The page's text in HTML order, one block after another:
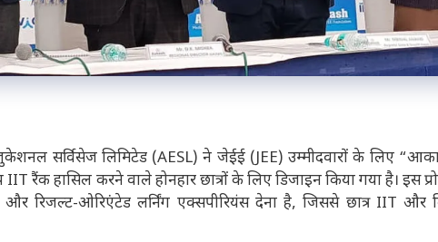
सर्विसेज लिमिटेड (AESL) ने जेईई (JEE) उम्मीदवारों के लिए
रैंक हासिल करने वाले होनहार छात्रों के लिए डिजाइन किया गया है। इस
और रिजल्ट-ओरिएंटेड लर्निंग एक्सपीरियंस देना है, जिससे छात्र IIT और